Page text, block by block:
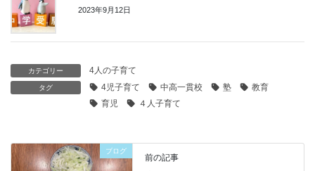
2023年9月12日
カテゴリー 4人の子育て
タグ 4児子育て 中高一貫校 塾
教育
育児
４人子育て
ブログ
前の記事